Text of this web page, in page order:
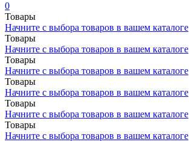
0
Товары
Начните с выбора товаров в вашем каталоге
Товары
Начните с выбора товаров в вашем каталоге
Товары
Начните с выбора товаров в вашем каталоге
Товары
Начните с выбора товаров в вашем каталоге
Товары
Начните с выбора товаров в вашем каталоге
Товары
Начните с выбора товаров в вашем каталоге